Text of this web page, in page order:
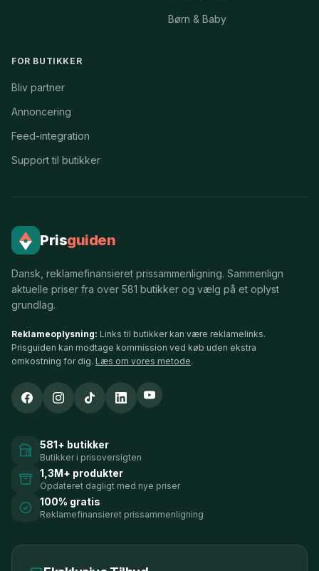
Børn & Baby
FOR BUTIKKER
Bliv partner
Annoncering
Feed-integration
Support til butikker
Prisguiden
Dansk, reklamefinansieret prissammenligning. Sammenlign
aktuelle priser fra over 581 butikker og vælg på et oplyst
grundlag.
Reklameoplysning: Links til butikker kan være reklamelinks.
Prisguiden kan modtage kommission ved køb uden ekstra
omkostning for dig. Læs om vores metode.
581+ butikker
Butikker i prisoversigten
1,3M+ produkter
Opdateret dagligt med nye priser
100% gratis
Reklamefinansieret prissammenligning